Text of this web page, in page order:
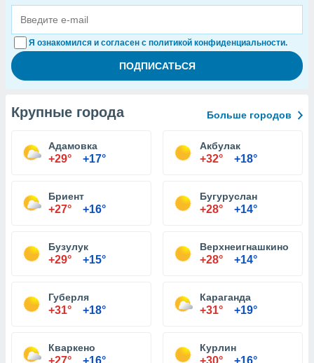
Я ознакомился и согласен с политикой конфиденциальности.
Крупные города Больше городов
Адамовка
+29° +17°
Акбулак
+32° +18°
Бриент
+27° +16°
Бугуруслан
+28° +14°
Бузулук
+29° +15°
Верхнеигнашкино
+28° +14°
Губерля
+31° +18°
Караганда
+31° +19°
Кваркено
+27° +16°
Курлин
+30° +16°